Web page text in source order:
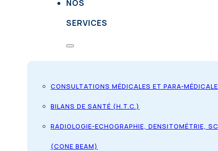
NOS
SERVICES
CONSULTATIONS MÉDICALES ET PARA-
BILANS DE SANTÉ (H.T.C.)
RADIOLOGIE-ECHOGRAPHIE, DENSITOMÉTRIE,
(CONE BEAM)